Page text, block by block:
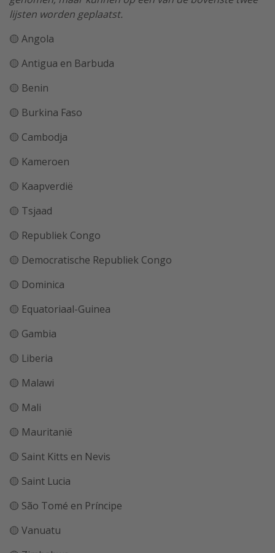
lijsten worden geplaatst.
🟡 Angola
🟡 Antigua en Barbuda
🟡 Benin
🟡 Burkina Faso
🟡 Cambodja
🟡 Kameroen
🟡 Kaapverdië
🟡 Tsjaad
🟡 Republiek Congo
🟡 Democratische Republiek Congo
🟡 Dominica
🟡 Equatoriaal-Guinea
🟡 Gambia
🟡 Liberia
🟡 Malawi
🟡 Mali
🟡 Mauritanië
🟡 Saint Kitts en Nevis
🟡 Saint Lucia
🟡 São Tomé en Príncipe
🟡 Vanuatu